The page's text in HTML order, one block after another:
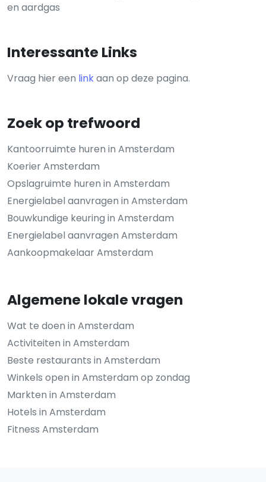
en aardgas
Interessante Links
Vraag hier een linkaan op deze pagina.
Zoek op trefwoord
Kantoorruimte huren in Amsterdam
Koerier Amsterdam
Opslagruimte huren in Amsterdam
Energielabel aanvragen in Amsterdam
Bouwkundige keuring in Amsterdam
Energielabel aanvragen Amsterdam
Aankoopmakelaar Amsterdam
Algemene lokale vragen
Wat te doen in Amsterdam
Activiteiten in Amsterdam
Beste restaurants in Amsterdam
Winkels open in Amsterdam op zondag
Markten in Amsterdam
Hotels in Amsterdam
Fitness Amsterdam